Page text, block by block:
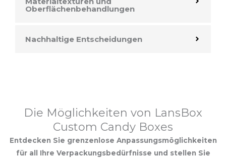
Oberflächenbehandlungen
Nachhaltige Entscheidungen
Die Möglichkeiten von LansBox
Custom Candy Boxes
Entdecken Sie grenzenlose Anpassungsmöglichkeiten
für all Ihre Verpackungsbedürfnisse und stellen Sie